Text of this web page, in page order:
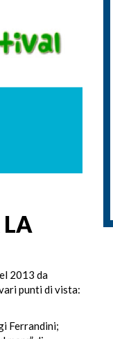
LA
2013 da
punti di vista:
Ferrandini;